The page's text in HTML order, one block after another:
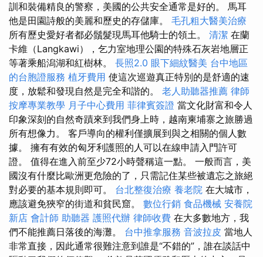
訓和裝備精良的警察，美國的公共安全通常是好的。 馬耳
他是田園詩般的美麗和歷史的存儲庫。 毛孔粗大醫美治療
所有歷史愛好者都必鬚髮現馬耳他騎士的領土。 清潔 在蘭
卡維（Langkawi），乞力室地理公園的特殊石灰岩地層正
等著乘船潟湖和紅樹林。 長照2.0 眼下細紋醫美 台中地區
的台胞證服務 植牙費用 使這次巡遊真正特別的是舒適的速
度，放鬆和發現自然是完全和諧的。 老人助聽器推薦 律師
按摩專業教學 月子中心費用 菲律賓簽證 當文化財富和令人
印象深刻的自然奇蹟來到我們身上時，越南柬埔寨之旅勝過
所有想像力。 客戶導向的權利僅擴展到與之相關的個人數
據。 擁有有效的匈牙利護照的人可以在線申請入門許可
證。 值得在進入前至少72小時聲稱這一點。 一般而言，美
國沒有什麼比歐洲更危險的了，只需記住某些被遺忘之旅絕
對必要的基本規則即可。 台北整復治療 養老院 在大城市，
應該避免狹窄的街道和貧民窟。 數位行銷 食品機械 安養院
新店 會計師 助聽器 護照代辦 律師收費 在大多數地方，我
們不能推薦日落後的海灘。 台中推拿服務 音波拉皮 當地人
非常直接，因此通常很難注意到誰是“不錯的”，誰在談話中